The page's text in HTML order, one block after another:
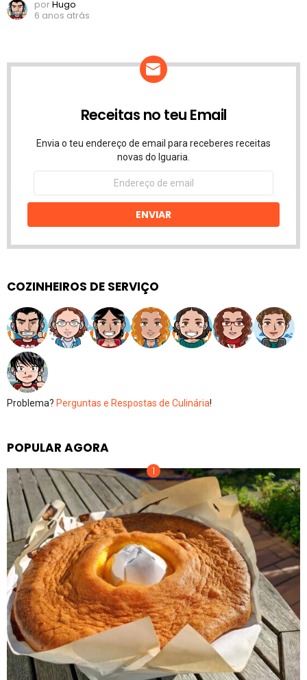
porHugo
6 anos atrás
Receitas no teu Email
Envia o teu endereço de email para receberes receitas
novas do Iguaria.
Endereço
email
ENVIAR
COZINHEIROS DE SERVIÇO
Problema? Perguntas e Respostas de Culinária!
POPULAR AGORA